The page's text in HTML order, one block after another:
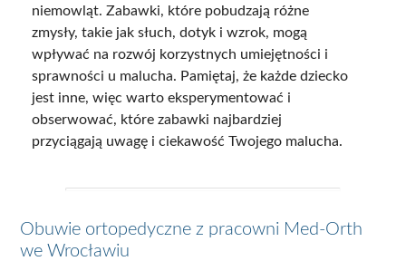
niemowląt. Zabawki, które pobudzają różne
zmysły, takie jak słuch, dotyk i wzrok, mogą
wpływać na rozwój korzystnych umiejętności i
sprawności u malucha. Pamiętaj, że każde dziecko
jest inne, więc warto eksperymentować i
obserwować, które zabawki najbardziej
przyciągają uwagę i ciekawość Twojego malucha.
Obuwie ortopedyczne z pracowni Med-Orth
we Wrocławiu